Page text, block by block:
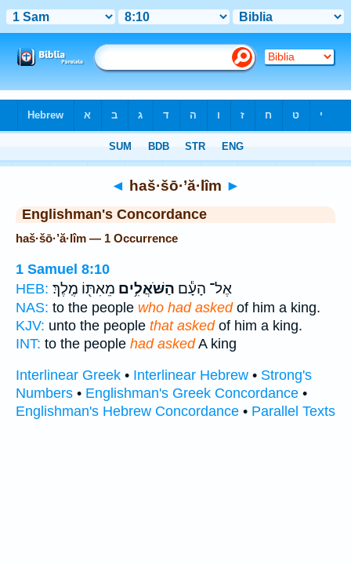
◄ haš·šō·’ă·lîm ►
Englishman's Concordance
haš·šō·’ă·lîm — 1 Occurrence
1 Samuel 8:10
HEB:
אֶל־ הָעָ֕ם הַשֹּׁאֲלִ֥ים מֵאִתּ֖וֹ מֶֽלֶךְ׃
NAS: to the people who had askedof him a king.
KJV: unto the people that askedof him a king.
INT: to the people had askedA king
Interlinear Greek • Interlinear Hebrew • Strong's
Numbers • Englishman's Greek Concordance •
Englishman's Hebrew Concordance • Parallel Texts